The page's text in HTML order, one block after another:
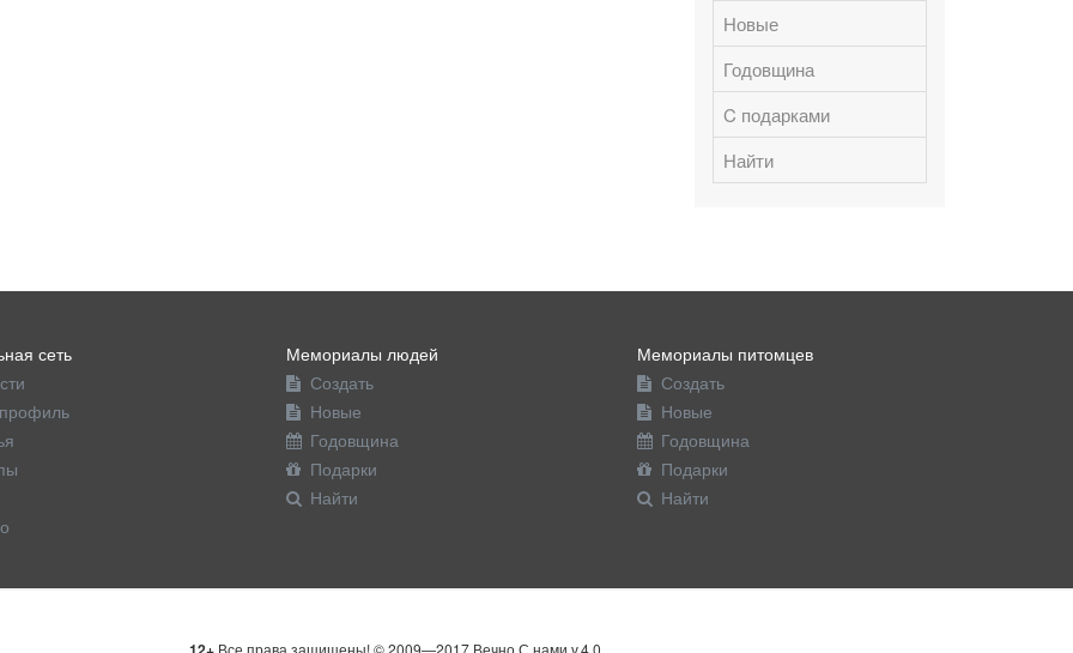
Новые
Годовщина
C подарками
Найти
сеть
Мемориалы людей
Создать
Новые
Годовщина
Подарки
Найти
Мемориалы питомцев
Создать
Новые
Годовщина
Подарки
Найти